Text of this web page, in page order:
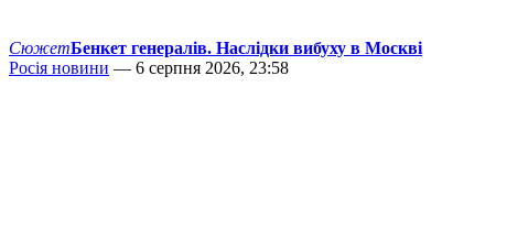
СюжетБенкет генералів. Наслідки вибуху в Москві
Росія новини — 6 серпня 2026, 23:58